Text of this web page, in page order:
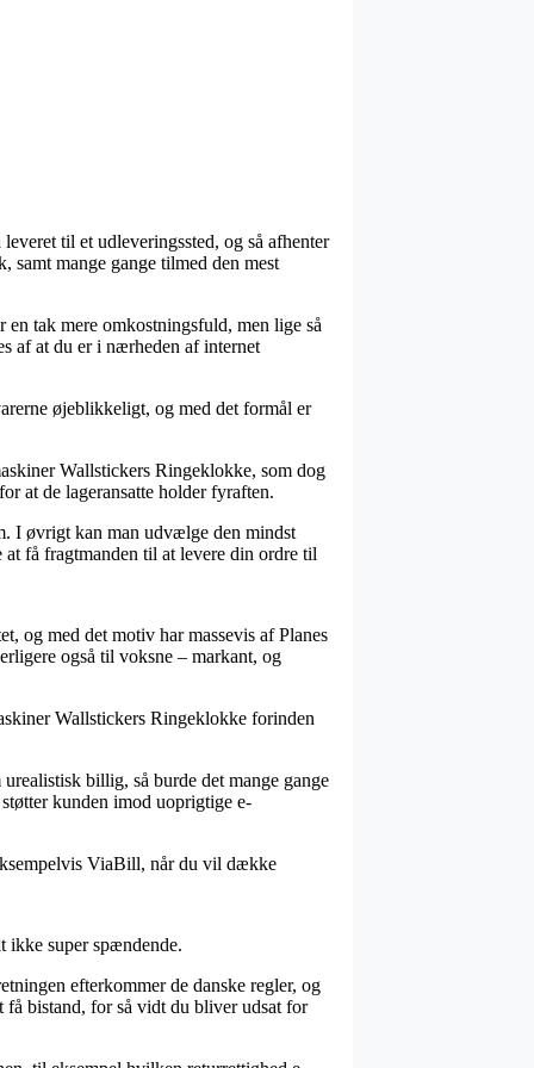
til et udleveringssted, og så afhenter
samt mange gange tilmed den mest
tak mere omkostningsfuld, men lige så
af at du er i nærheden af internet
øjeblikkeligt, og med det formål er
Wallstickers Ringeklokke, som dog
at de lageransatte holder fyraften.
I øvrigt kan man udvælge den mindst
få fragtmanden til at levere din ordre til
og med det motiv har massevis af Planes
også til voksne – markant, og
Wallstickers Ringeklokke forinden
billig, så burde det mange gange
kunden imod uoprigtige e-
ViaBill, når du vil dække
ikke super spændende.
efterkommer de danske regler, og
bistand, for så vidt du bliver udsat for